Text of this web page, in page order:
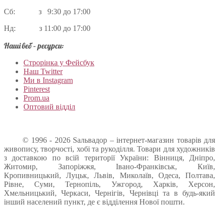
Сб: з 9:30 до 17:00
Нд: з 11:00 до 17:00
Наші веб – ресурси:
Строрінка у Фейсбук
Наш Twitter
Ми в Instagram
Pinterest
Prom.ua
Оптовий відділ
© 1996 - 2026 Sальвадор – інтернет-магазин товарів для
живопису, творчості, хобі та рукоділля. Товари для художників
з доставкою по всій території України: Вінниця, Дніпро,
Житомир, Запоріжжя, Івано-Франківськ, Київ,
Кропивницький, Луцьк, Львів, Миколаїв, Одеса, Полтава,
Рівне, Суми, Тернопіль, Ужгород, Харків, Херсон,
Хмельницький, Черкаси, Чернігів, Чернівці та в будь-який
інший населений пункт, де є відділення Нової пошти.